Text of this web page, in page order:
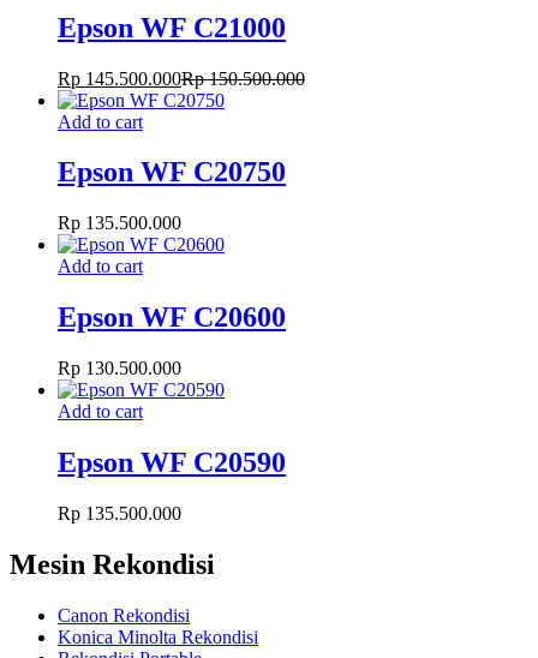
Epson WF C21000
Rp 145.500.000Rp150.500.000
Add to cart
Epson WF C20750
Rp 135.500.000
Add to cart
Epson WF C20600
Rp 130.500.000
Add to cart
Epson WF C20590
Rp 135.500.000
Mesin Rekondisi
Canon Rekondisi
Konica Minolta Rekondisi